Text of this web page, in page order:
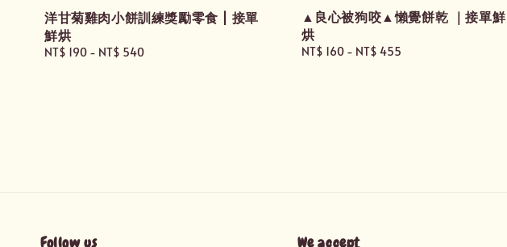
洋甘菊雞肉小餅訓練獎勵零食 | 接單
鮮烘
Regular
NT$ 190 - NT$ 540
▲良心被狗咬▲懶覺餅乾 ｜接單鮮
烘
Regular
NT$ 160- NT$ 455
Follow us We accept